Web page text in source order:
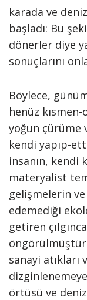
karada ve
başladı: Bu
dönerler diye
sonuçlarını
Böylece,
henüz
yoğun çürüme
kendi yapıp-
insanın, kendi
materyalist
gelişmelerin ve
edemediği
getiren
sanayi
örtüsü ve